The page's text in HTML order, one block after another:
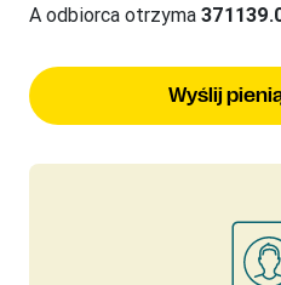
A odbiorca otrzyma
Wyślij